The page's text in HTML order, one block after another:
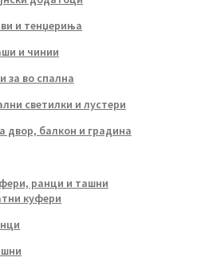
и тенџериња
и чинии
за во спална
светилки и лустери
двор, балкон и градина
ранци и ташни
куфери